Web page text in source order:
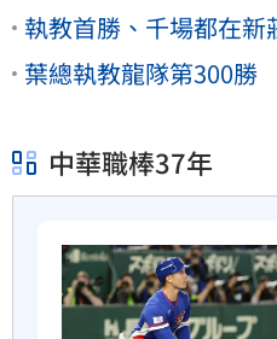
執教首勝、千場都在
葉總執教龍隊第300
中華職棒37年